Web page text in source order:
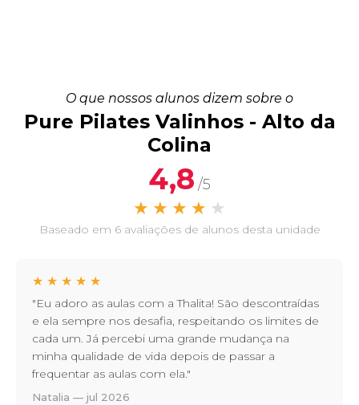
O que nossos alunos dizem sobre o
Pure Pilates Valinhos - Alto da
Colina
4,8 /5
★ ★ ★ ★ ★
Baseado em 6 avaliações de alunos desta unidade
★ ★ ★ ★ ★
"Eu adoro as aulas com a Thalita! São descontraídas
e ela sempre nos desafia, respeitando os limites de
cada um. Já percebi uma grande mudança na
minha qualidade de vida depois de passar a
frequentar as aulas com ela."
Natalia — jul 2026